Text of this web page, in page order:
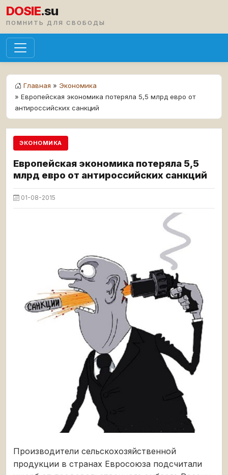
DOSIE.su
ПОМНИТЬ ДЛЯ СВОБОДЫ
Главная » Экономика
» Европейская экономика потеряла 5,5 млрд евро от
антироссийских санкций
ЭКОНОМИКА
Европейская экономика потеряла 5,5
млрд евро от антироссийских санкций
01-08-2015
Производители сельскохозяйственной
продукции в странах Евросоюза подсчитали